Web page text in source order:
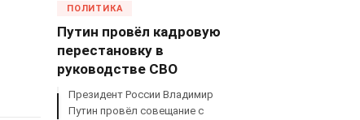
ПОЛИТИКА
Путин провёл кадровую
перестановку в
руководстве СВО
Президент России Владимир
Путин провёл совещание с